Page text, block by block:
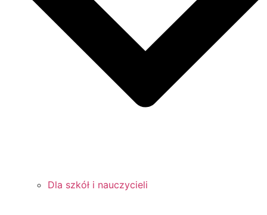
Dla szkół i nauczycieli